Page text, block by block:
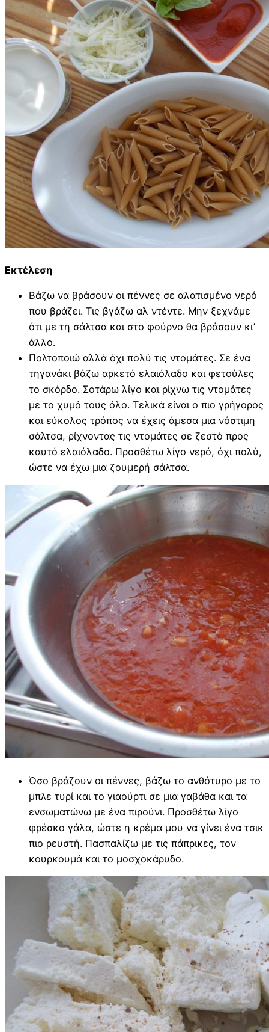
Εκτέλεση
Βάζω να βράσουν οι πέννες σε αλατισμένο νερό
που βράζει. Τις βγάζω αλ ντέντε. Μην ξεχνάμε
ότι με τη σάλτσα και στο φούρνο θα βράσουν κι’
άλλο.
Πολτοποιώ αλλά όχι πολύ τις ντομάτες. Σε ένα
τηγανάκι βάζω αρκετό ελαιόλαδο και φετούλες
το σκόρδο. Σοτάρω λίγο και ρίχνω τις ντομάτες
με το χυμό τους όλο. Τελικά είναι ο πιο γρήγορος
και εύκολος τρόπος να έχεις άμεσα μια νόστιμη
σάλτσα, ρίχνοντας τις ντομάτες σε ζεστό προς
καυτό ελαιόλαδο. Προσθέτω λίγο νερό, όχι πολύ,
ώστε να έχω μια ζουμερή σάλτσα.
Όσο βράζουν οι πέννες, βάζω το ανθότυρο με το
μπλε τυρί και το γιαούρτι σε μια γαβάθα και τα
ενσωματώνω με ένα πιρούνι. Προσθέτω λίγο
φρέσκο γάλα, ώστε η κρέμα μου να γίνει ένα τσικ
πιο ρευστή. Πασπαλίζω με τις πάπρικες, τον
κουρκουμά και το μοσχοκάρυδο.